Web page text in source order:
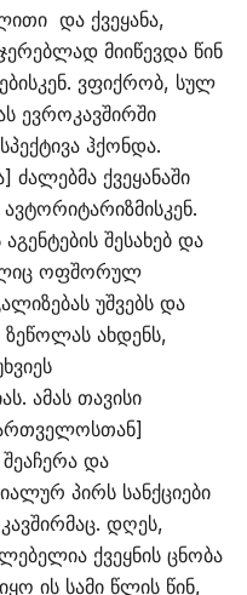
და ქვეყანა,
მიიწევდა წინ
ვფიქრობ, სულ
ევროკავშირში
ჰქონდა.
ქვეყანაში
შესახებ და
ოფშორულ
უშვებს და
ახდენს,
ამას თავისი
და
პირს სანქციები
დღეს,
ქვეყნის ცნობა
ის სამი წლის წინ,